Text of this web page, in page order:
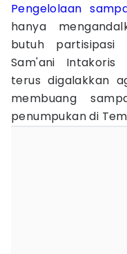
Pengelolaan
hanya
butuh partisipasi
Sam'ani Intakoris
terus digalakkan
membuang
penumpukan di